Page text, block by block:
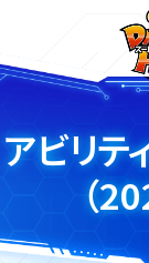
アビリテ
（